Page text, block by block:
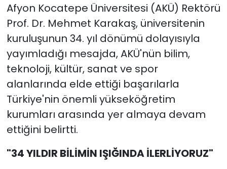
Afyon Kocatepe Üniversitesi (AKÜ) Rektörü
Prof. Dr. Mehmet Karakaş, üniversitenin
kuruluşunun 34. yıl dönümü dolayısıyla
yayımladığı mesajda, AKÜ'nün bilim,
teknoloji, kültür, sanat ve spor
alanlarında elde ettiği başarılarla
Türkiye'nin önemli yükseköğretim
kurumları arasında yer almaya devam
ettiğini belirtti.
"34 YILDIR BİLİMİN IŞIĞINDA İLERLİYORUZ"